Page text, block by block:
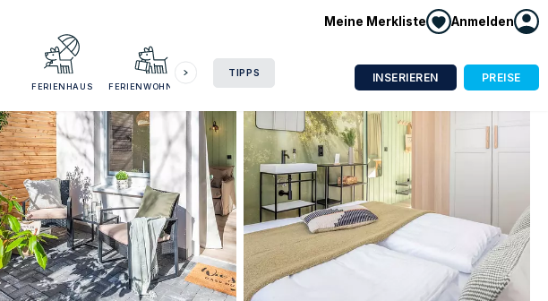
Meine Merkliste Anmelden
FERIENHAUS FERIENWOHNUNG
TIPPS INSERIEREN PREISE